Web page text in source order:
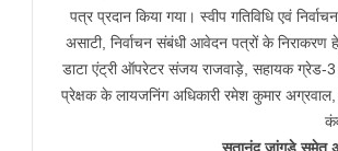
पत्र प्रदान किया गया। स्वीप गतिविधि एवं
असाटी, निर्वाचन संबंधी आवेदन पत्रों के निराकरण
डाटा एंट्री ऑपरेटर संजय राजवाड़े, सहायक ग्रेड-3
प्रेक्षक के लायजनिंग अधिकारी रमेश कुमार